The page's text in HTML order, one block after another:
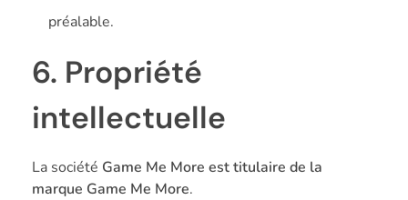
préalable.
6. Propriété
intellectuelle
La société Game Me More est titulaire de la
marque Game Me More.